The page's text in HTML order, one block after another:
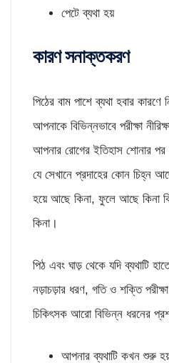
পেটে ব্যথা হয়
কারণ সনাক্তকরণ
পিঠের বাম পাশে ব্যথা হবার
আপনাকে বিভিন্নভাবে পরীক্ষা
আপনার রোগের ইতিহাস শোনার
যে সেখানে প্রদাহের কোন চিহ্ন
হয়ে আছে কিনা, ফুলে আছে কিনা
কিনা।
পিঠ এবং ঘাড় থেকে যদি ব্যথাটি
নড়াচড়ার ধরণ, গতি ও শক্তি
চিকিৎসক আরো বিভিন্ন ধরনের
আপনার ব্যথাটি কখন শুরু